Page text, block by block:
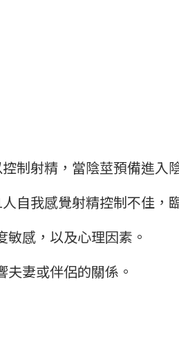
射精，當陰莖預備進入
自我感覺射精控制不佳，
感，以及心理因素。
妻或伴侶的關係。